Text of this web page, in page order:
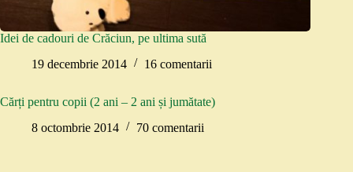
Idei de cadouri de Crăciun, pe ultima sută
19 decembrie 2014
16 comentarii
Cărți pentru copii (2 ani – 2 ani și jumătate)
8 octombrie 2014
70 comentarii